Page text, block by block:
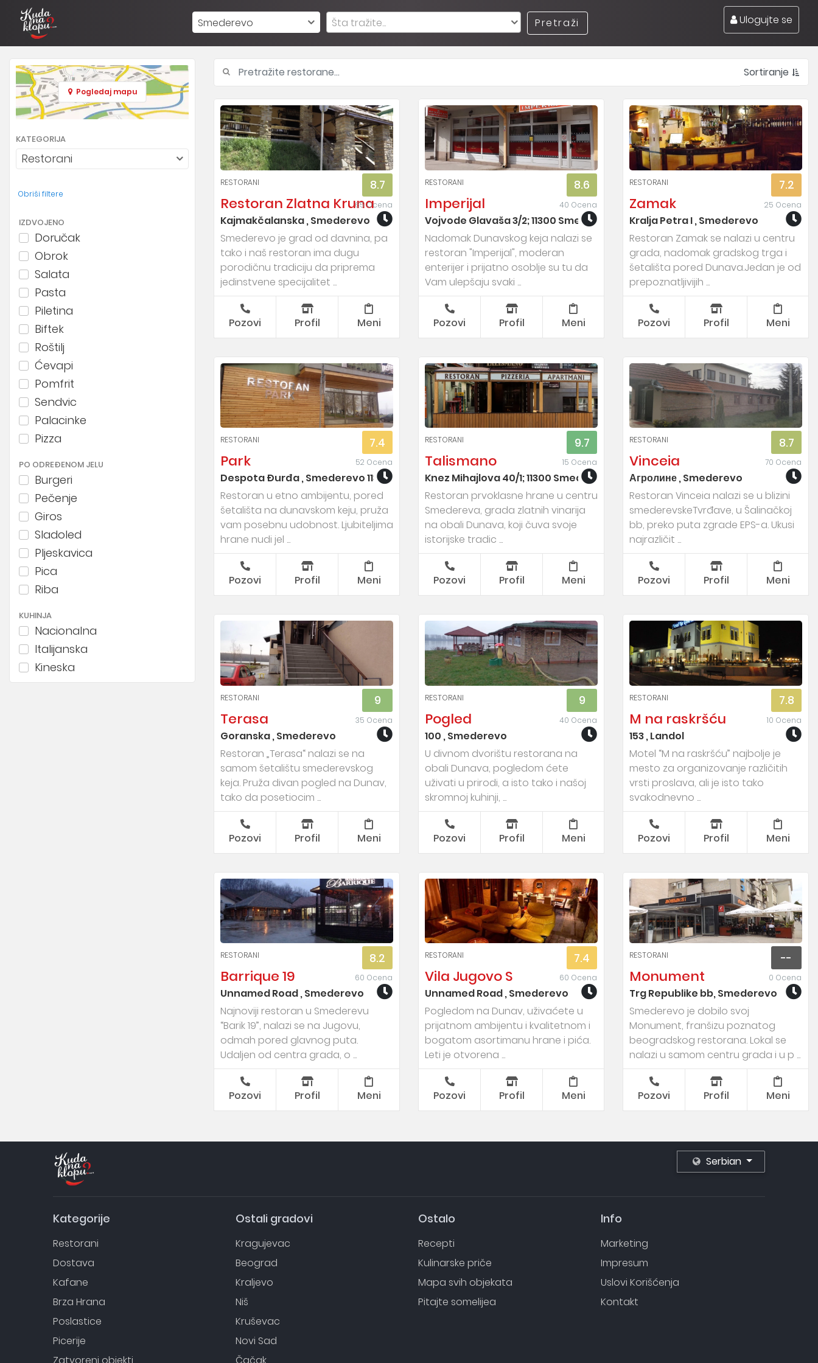
Smederevo Šta tražite... Pretraži Ulogujte se
Pogledaj mapu
KATEGORIJA
Restorani
Obriši filtere
IZDVOJENO
Doručak
Obrok
Salata
Pasta
Piletina
Biftek
Roštilj
Ćevapi
Pomfrit
Sendvic
Palacinke
Pizza
PO ODREĐENOM JELU
Burgeri
Pečenje
Giros
Sladoled
Pljeskavica
Pica
Riba
KUHINJA
Nacionalna
Italijanska
Kineska
Japanska
Sortiranje
8.7
65 Ocena
RESTORANI
Restoran Zlatna Kruna
Kajmakčalanska , Smederevo
Smederevo je grad od davnina, pa
tako i naš restoran ima dugu
porodičnu tradiciju da priprema
jedinstvene specijalitet ...
Pozovi Profil Meni
8.6
40 Ocena
RESTORANI
Imperijal
Vojvode Glavaša 3/2; 11300 Smederevo ,
Nadomak Dunavskog keja nalazi se
restoran "Imperijal", moderan
enterijer i prijatno osoblje su tu da
Vam ulepšaju svaki ...
Pozovi Profil Meni
7.2
25 Ocena
RESTORANI
Zamak
Kralja Petra I , Smederevo
Restoran Zamak se nalazi u centru
grada, nadomak gradskog trga i
šetališta pored Dunava.Jedan je od
prepoznatljivijih ...
Pozovi Profil Meni
7.4
52 Ocena
RESTORANI
Park
Despota Đurđa , Smederevo 11300
Restoran u etno ambijentu, pored
šetališta na dunavskom keju, pruža
vam posebnu udobnost. Ljubiteljima
hrane nudi jel ...
Pozovi Profil Meni
9.7
15 Ocena
RESTORANI
Talismano
Knez Mihajlova 40/1; 11300 Smederevo ,
Restoran prvoklasne hrane u centru
Smedereva, grada zlatnih vinarija
na obali Dunava, koji čuva svoje
istorijske tradic ...
Pozovi Profil Meni
8.7
70 Ocena
RESTORANI
Vinceia
Агролине , Smederevo
Restoran Vinceia nalazi se u blizini
smederevskeTvrđave, u Šalinačkoj
bb, preko puta zgrade EPS-a. Ukusi
najrazličit ...
Pozovi Profil Meni
9
35 Ocena
RESTORANI
Terasa
Goranska , Smederevo
Restoran „Terasa“ nalazi se na
samom šetalištu smederevskog
keja. Pruža divan pogled na Dunav,
tako da posetiocim ...
Pozovi Profil Meni
9
40 Ocena
RESTORANI
Pogled
100 , Smederevo
U divnom dvorištu restorana na
obali Dunava, pogledom ćete
uživati u prirodi, a isto tako i našoj
skromnoj kuhinji, ...
Pozovi Profil Meni
7.8
10 Ocena
RESTORANI
M na raskršću
153 , Landol
Motel “M na raskršću” najbolje je
mesto za organizovanje različitih
vrsti proslava, ali je isto tako
svakodnevno ...
Pozovi Profil Meni
8.2
60 Ocena
RESTORANI
Barrique 19
Unnamed Road , Smederevo
Najnoviji restoran u Smederevu
“Barik 19”, nalazi se na Jugovu,
odmah pored glavnog puta.
Udaljen od centra grada, o ...
Pozovi Profil Meni
7.4
60 Ocena
RESTORANI
Vila Jugovo S
Unnamed Road , Smederevo
Pogledom na Dunav, uživaćete u
prijatnom ambijentu i kvalitetnom i
bogatom asortimanu hrane i pića.
Leti je otvorena ...
Pozovi Profil Meni
--
0 Ocena
RESTORANI
Monument
Trg Republike bb, Smederevo
Smederevo je dobilo svoj
Monument, franšizu poznatog
beogradskog restorana. Lokal se
nalazi u samom centru grada i u p ...
Pozovi Profil Meni
Serbian
Kategorije
Restorani
Dostava
Kafane
Brza Hrana
Poslastice
Picerije
Ostali gradovi
Kragujevac
Beograd
Kraljevo
Niš
Kruševac
Novi Sad
Ostalo
Recepti
Kulinarske priče
Mapa svih objekata
Pitajte somelijea
Info
Marketing
Impresum
Uslovi Korišćenja
Kontakt